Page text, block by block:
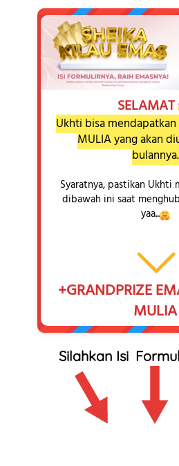
SELAMAT
Ukhti bisa
MULIA yang akan
bulannya.
Syaratnya, pastikan Ukhti
dibawah ini saat
yaa...
+GRANDPRIZE
MULIA
Silahkan Isi